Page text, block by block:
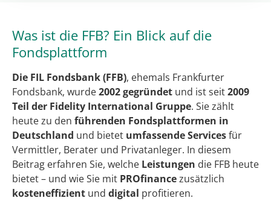
Was ist die FFB? Ein Blick auf die
Fondsplattform
Die FIL Fondsbank (FFB), ehemals Frankfurter
Fondsbank, wurde2002 gegründet und ist seit2009
Teil der Fidelity International Gruppe. Sie zählt
heute zu den führenden Fondsplattformen in
Deutschland und bietet umfassende Servicesfür
Vermittler, Berater und Privatanleger. In diesem
Beitrag erfahren Sie, welche Leistungen die FFB heute
bietet – und wie Sie mit PROfinancezusätzlich
kosteneffizient und digital profitieren.